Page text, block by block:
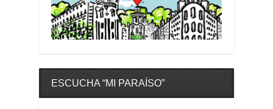
ESCUCHA “MI PARAÍSO”